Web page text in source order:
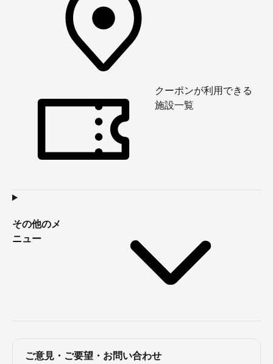
クーポンが利用できる
施設一覧
その他のメ
ニュー
ご意見・ご要望・お問い合わせ